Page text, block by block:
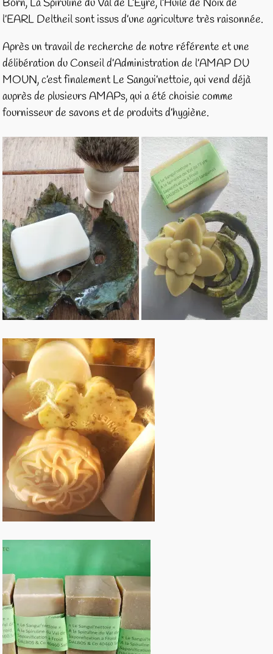
Born, La Spiruline du Val de L’Eyre, l’Huile de Noix de
l’EARL Deltheil sont issus d’une agriculture très raisonnée.
Après un travail de recherche de notre référente et une
délibération du Conseil d’Administration de l’AMAP DU
MOUN, c’est finalement Le Sangui’nettoie, qui vend déjà
auprès de plusieurs AMAPs, qui a été choisie comme
fournisseur de savons et de produits d’hygiène.